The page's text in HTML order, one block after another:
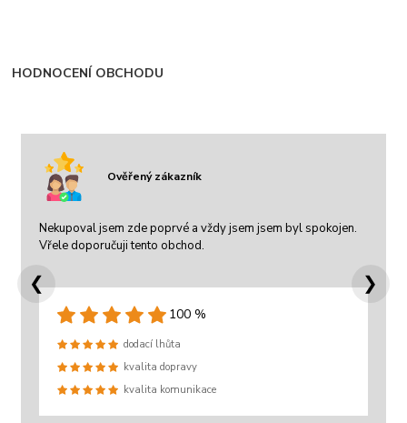
HODNOCENÍ OBCHODU
Ověřený zákazník
Nekupoval jsem zde poprvé a vždy jsem jsem byl spokojen.
Vřele doporučuji tento obchod.
100 %
dodací lhůta
kvalita dopravy
kvalita komunikace
❮ ❯